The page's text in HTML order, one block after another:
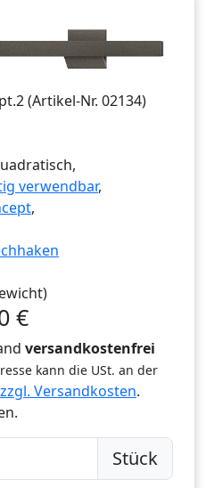
(Artikel-Nr. 02134)
verwendbar,
,
€
versandkostenfrei
kann die USt. an der
zzgl. Versandkosten.
Stück